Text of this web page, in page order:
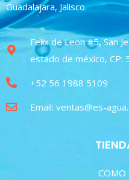
Guadalajara, Jalisco.
Felix de Leon #5, San
estado de méxico, CP:
+52 56 1988 5109
Email: ventas@es-
COMO